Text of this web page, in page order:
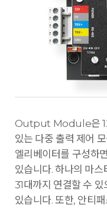
Output Module은 12
있는 다중 출력 제어
엘리베이터를 구성하
있습니다. 하나의 마
31대까지 연결할 수
있습니다. 또한, 안티